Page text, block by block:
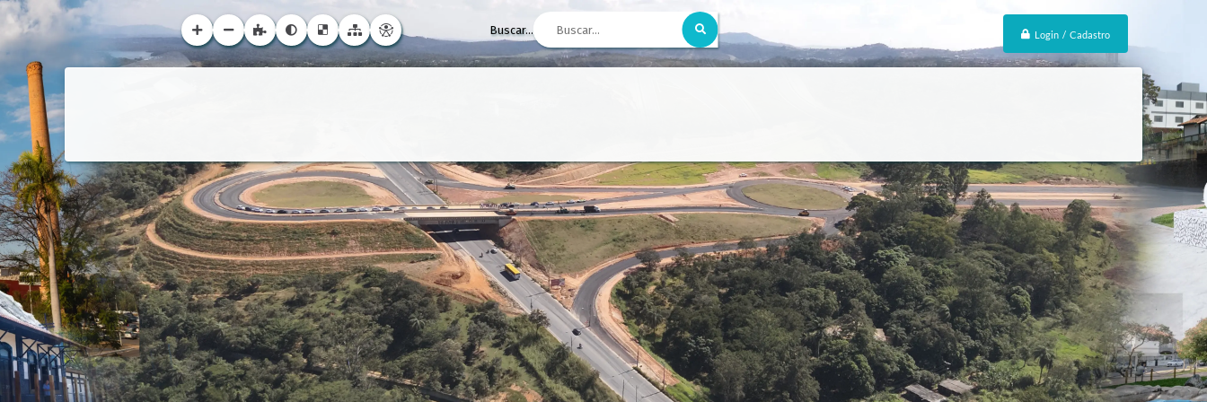
Login / Cadastro
Buscar...